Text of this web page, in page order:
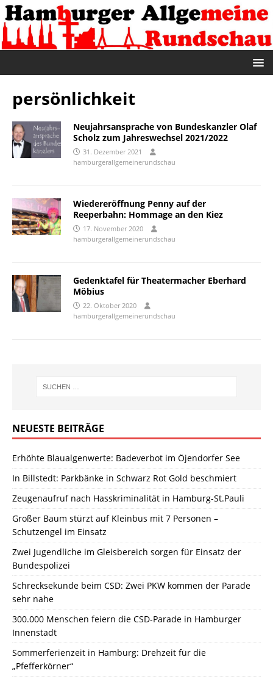
persönlichkeit
Neujahrsansprache von Bundeskanzler Olaf
Scholz zum Jahreswechsel 2021/2022
31. Dezember 2021
hamburgerallgemeinerundschau
Wiedereröffnung Penny auf der
Reeperbahn: Hommage an den Kiez
17. November 2020
hamburgerallgemeinerundschau
Gedenktafel für Theatermacher Eberhard
Möbius
22. Oktober 2020
hamburgerallgemeinerundschau
NEUESTE BEITRÄGE
Erhöhte Blaualgenwerte: Badeverbot im Öjendorfer See
In Billstedt: Parkbänke in Schwarz Rot Gold beschmiert
Zeugenaufruf nach Hasskriminalität in Hamburg-St.Pauli
Großer Baum stürzt auf Kleinbus mit 7 Personen –
Schutzengel im Einsatz
Zwei Jugendliche im Gleisbereich sorgen für Einsatz der
Bundespolizei
Schrecksekunde beim CSD: Zwei PKW kommen der Parade
sehr nahe
300.000 Menschen feiern die CSD-Parade in Hamburger
Innenstadt
Sommerferienzeit in Hamburg: Drehzeit für die
„Pfefferkörner“